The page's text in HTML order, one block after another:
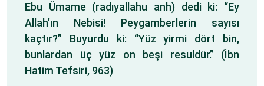
Ebu Ümame (radıyallahu anh) dedi ki: “Ey
Allah’ın Nebisi! Peygamberlerin sayısı
kaçtır?” Buyurdu ki: “Yüz yirmi dört bin,
bunlardan üç yüz on beşi resuldür.” (İbn
Hatim Tefsiri, 963)